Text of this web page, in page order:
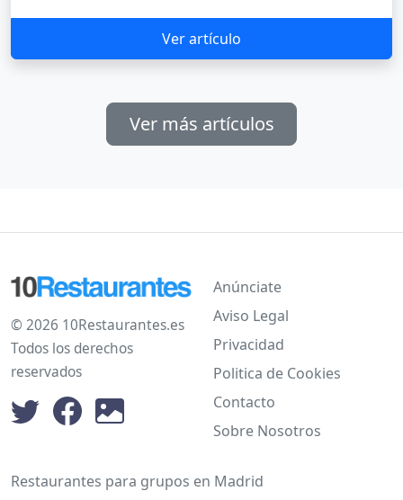
Ver artículo
Ver más artículos
© 2026 10Restaurantes.es
Todos los derechos
reservados
Anúnciate
Aviso Legal
Privacidad
Politica de Cookies
Contacto
Sobre Nosotros
Restaurantes para grupos en Madrid